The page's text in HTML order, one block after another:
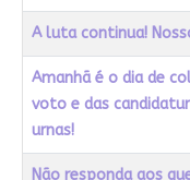
A luta continua!
Amanhã é o dia de
voto e das
urnas!
Não responda aos